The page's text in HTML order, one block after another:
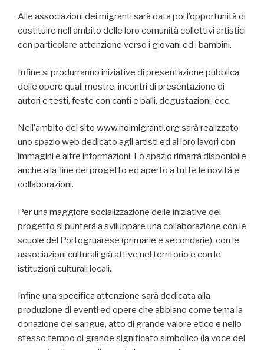
Alle associazioni dei migranti sarà data poi l’opportunità di
costituire nell’ambito delle loro comunità collettivi artistici
con particolare attenzione verso i giovani ed i bambini.
Infine si produrranno iniziative di presentazione pubblica
delle opere quali mostre, incontri di presentazione di
autori e testi, feste con canti e balli, degustazioni, ecc.
Nell’ambito del sito www.noimigranti.orgsarà realizzato
uno spazio web dedicato agli artisti ed ai loro lavori con
immagini e altre informazioni. Lo spazio rimarrà disponibile
anche alla fine del progetto ed aperto a tutte le novità e
collaborazioni.
Per una maggiore socializzazione delle iniziative del
progetto si punterà a sviluppare una collaborazione con le
scuole del Portogruarese (primarie e secondarie), con le
associazioni culturali già attive nel territorio e con le
istituzioni culturali locali.
Infine una specifica attenzione sarà dedicata alla
produzione di eventi ed opere che abbiano come tema la
donazione del sangue, atto di grande valore etico e nello
stesso tempo di grande significato simbolico (la voce del